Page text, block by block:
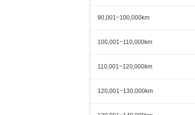
90,001~100,000km
100,001~110,000km
110,001~120,000km
120,001~130,000km